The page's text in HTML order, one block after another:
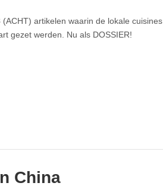
artikelen waarin de lokale cuisines
gezet werden. Nu als DOSSIER!
China